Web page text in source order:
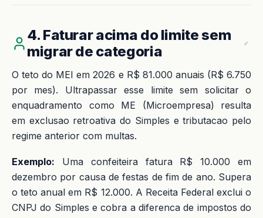
4. Faturar acima do limite sem
migrar de categoria
O teto do MEI em 2026 e R$ 81.000 anuais (R$ 6.750
por mes). Ultrapassar esse limite sem solicitar o
enquadramento como ME (Microempresa) resulta
em exclusao retroativa do Simples e tributacao pelo
regime anterior com multas.
Exemplo: Uma confeiteira fatura R$ 10.000 em
dezembro por causa de festas de fim de ano. Supera
o teto anual em R$ 12.000. A Receita Federal exclui o
CNPJ do Simples e cobra a diferenca de impostos do